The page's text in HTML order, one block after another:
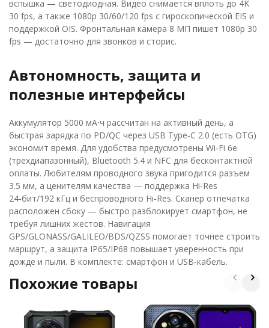
вспышка — светодиодная. Видео снимается вплоть до 4K
30 fps, а также 1080p 30/60/120 fps с гироскопической EIS и
поддержкой OIS. Фронтальная камера 8 МП пишет 1080p 30
fps — достаточно для звонков и сторис.
Автономность, защита и
полезные интерфейсы
Аккумулятор 5000 мА⋅ч рассчитан на активный день, а
быстрая зарядка по PD/QC через USB Type‑C 2.0 (есть OTG)
экономит время. Для удобства предусмотрены Wi‑Fi 6e
(трехдиапазонный), Bluetooth 5.4 и NFC для бесконтактной
оплаты. Любителям проводного звука пригодится разъем
3.5 мм, а ценителям качества — поддержка Hi‑Res
24‑бит/192 кГц и беспроводного Hi‑Res. Сканер отпечатка
расположен сбоку — быстро разблокирует смартфон, не
требуя лишних жестов. Навигация
GPS/GLONASS/GALILEO/BDS/QZSS помогает точнее строить
маршрут, а защита IP65/IP68 повышает уверенность при
дожде и пыли. В комплекте: смартфон и USB‑кабель.
Похожие товары